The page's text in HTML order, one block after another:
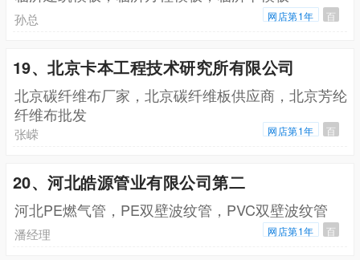
孙总 网店第1年 百
19、北京卡本工程技术研究所有限公司
北京碳纤维布厂家，北京碳纤维板供应商，北京芳纶
纤维布批发
张嵘 网店第1年 百
20、河北皓源管业有限公司第二
河北PE燃气管，PE双壁波纹管，PVC双壁波纹管
潘经理 网店第1年 百